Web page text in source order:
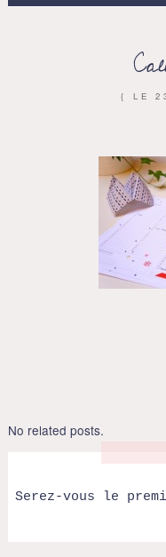
{ LE
No related posts.
Serez-vous le